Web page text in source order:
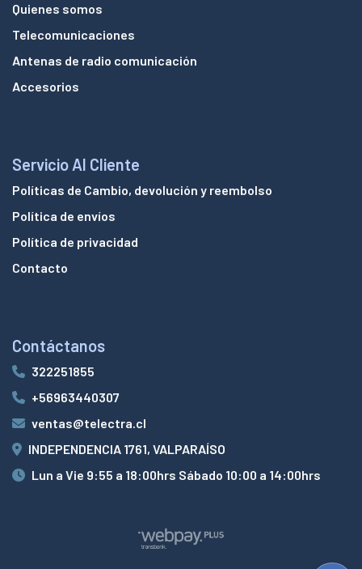
Quienes somos
Telecomunicaciones
Antenas de radio comunicación
Accesorios
Servicio Al Cliente
Políticas de Cambio, devolución y reembolso
Política de envíos
Política de privacidad
Contacto
Contáctanos
322251855
+56963440307
ventas@telectra.cl
INDEPENDENCIA 1761, VALPARAÍSO
Lun a Vie 9:55 a 18:00hrs Sábado 10:00 a 14:00hrs